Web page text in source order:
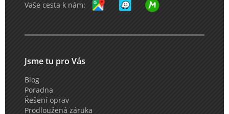
Vaše cesta k nám:
Jsme tu pro Vás
Blog
Poradna
Řešení oprav
Prodloužená záruka